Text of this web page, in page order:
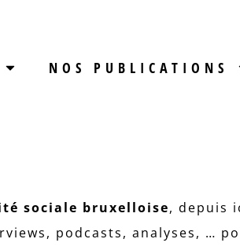
NOS PUBLICATIONS
sociale bruxelloise, depuis
podcasts, analyses, …